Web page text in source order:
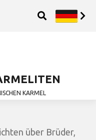
KARMEL
über Brüder,